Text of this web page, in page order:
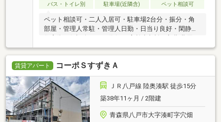
バス・トイレ別
駐車場(近隣含) ペット相談可
ペット相談可・二人入居可・駐車場2台分・振分・角
部屋・管理人常駐・管理人日勤・日当り良好・閑静な
住宅街・保証人不要／代行 ・高齢者相談・初期費用カ
ード決済可
賃貸アパート コーポＳすずきＡ
ＪＲ八戸線 陸奥湊駅 徒歩15分
築38年11ヶ月 / 2階建
青森県八戸市大字湊町字穴畑